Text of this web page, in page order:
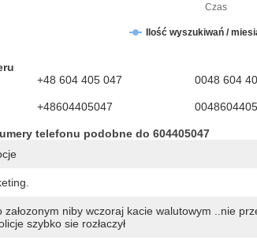
Czas
Ilość wyszukiwań /
+48 604 405 047 0048 604
+48604405047
telefonu podobne do 604405047
niby wczoraj kacie walutowym ..nie
szybko sie rozłaczył